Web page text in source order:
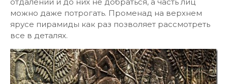
можно даже потрогать. Променад на верхнем
ярусе пирамиды как раз позволяет рассмотреть
все в деталях.